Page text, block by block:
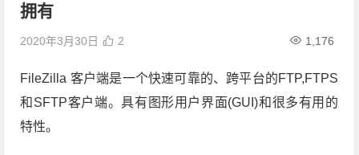
拥有
2020年3月30日 1,176
2
FileZilla 客户端是一个快速可靠的、跨平台的FTP,FTPS
和SFTP客户端。具有图形用户界面(GUI)和很多有用的
特性。